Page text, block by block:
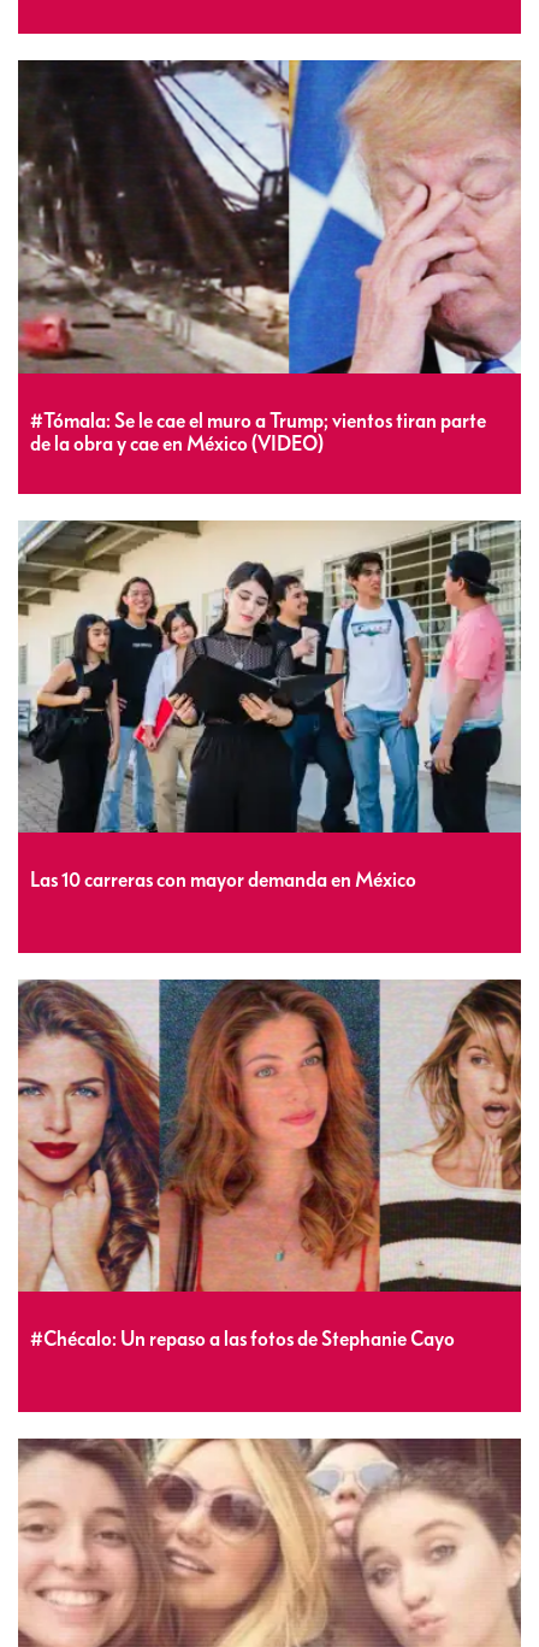
#Tómala: Se le cae el muro a Trump; vientos tiran parte
de la obra y cae en México (VIDEO)
Las 10 carreras con mayor demanda en México
#Chécalo: Un repaso a las fotos de Stephanie Cayo